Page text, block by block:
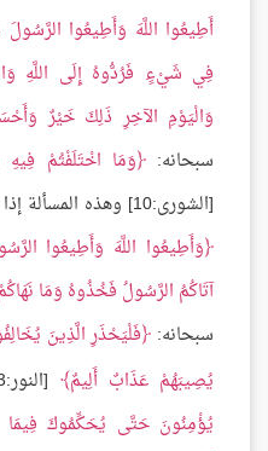
أَطِيعُوا اللَّهَ وَأَطِيعُوا
فِي شَيْءٍ فَرُدُّوهُ إِلَى اللَّهِ
وَالْيَوْمِ الآخِرِ ذَلِكَ خَيْرٌ
سبحانه: وَمَا اخْتَلَفْتُمْ
[الشورى:10] وهذه المسألة إذا ردت إلى كتاب الله فالله يقول:
وَأَطِيعُوا اللَّهَ وَأَطِيعُوا
آتَاكُمُ الرَّسُولُ فَخُذُوهُ وَمَا
سبحانه: فَلْيَحْذَرِ الَّذِينَ
يُصِيبَهُمْ عَذَابٌ أَلِيمٌ
[النور:63] ويقول
يُؤْمِنُونَ حَتَّى يُحَكِّمُوكَ